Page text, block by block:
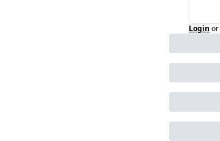
Login or